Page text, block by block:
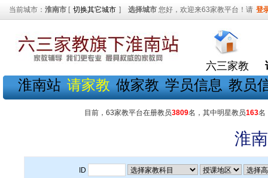
当前城市： 淮南市 [ 切换其它城市 ] 选择城市 您好，欢迎来63家教平台！请 登
六三家教
淮南站 请家教 做家教 学员信息 教员
目前，63家教平台在册教员3809名，其中明星教员163名
淮
ID